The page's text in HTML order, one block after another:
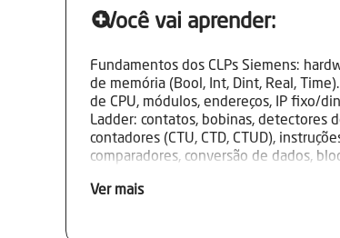
Você vai aprender:
Fundamentos dos CLPs Siemens:
de memória (Bool, Int, Dint, Real,
de CPU, módulos, endereços, IP fixo/
Ladder: contatos, bobinas, detectores
contadores (CTU, CTD, CTUD),
comparadores, conversão de dados,
Simulações, testes no PLCsim,
Ver mais